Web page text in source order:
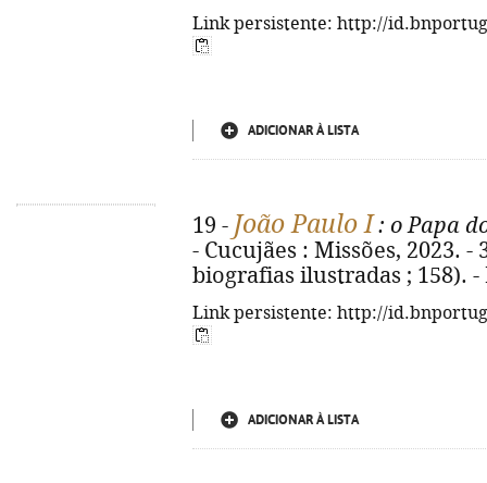
Link persistente: http://
ADICIONAR À LISTA
19 - João Paulo I : o Papa
- Cucujães : Missões, 2023. -
biografias ilustradas ; 158). -
Link persistente: http://
ADICIONAR À LISTA